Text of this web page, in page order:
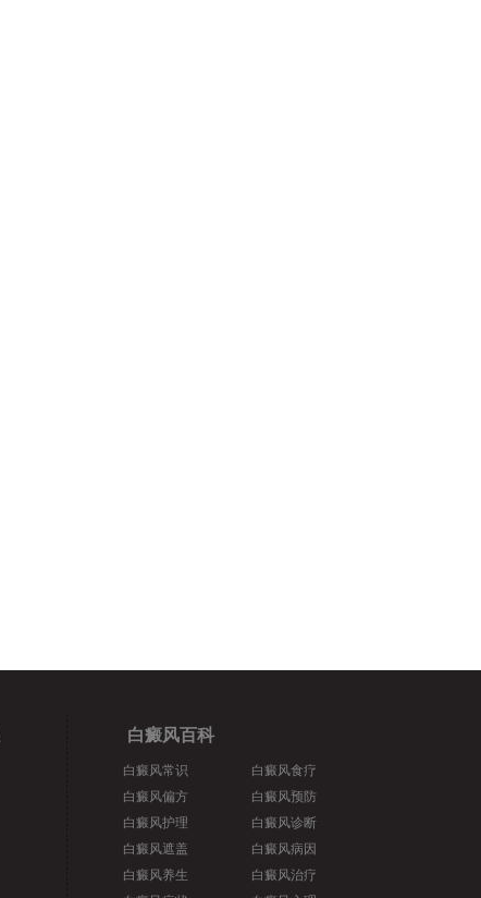
白癜风百科
白癜风常识
白癜风偏方
白癜风护理
白癜风遮盖
白癜风养生
白癜风食疗
白癜风预防
白癜风诊断
白癜风病因
白癜风治疗